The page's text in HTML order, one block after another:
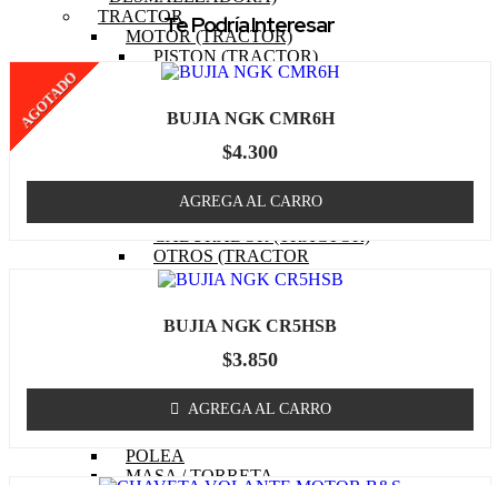
TRACTOR
MOTOR (TRACTOR)
PISTON (TRACTOR)
ANILLOS (TRACTOR)
MOTOR DE PARTIDA
EJE DE LEVAS (TRACTOR)
(TRACTOR)
OTROS (TRACTOR
MOTOR)
(TRACTOR)
FILTRO DE ACEITE
(TRACTOR)
CUCHILLOS
CORREA (TRACTOR)
POLEA
MASA / TORRETA
Te Podría Interesar
BUJIA NGK CMR6H
AGOTADO
$4.300
AGREGA AL CARRO
BUJIA NGK CR5HSB
$3.850
AGREGA AL CARRO